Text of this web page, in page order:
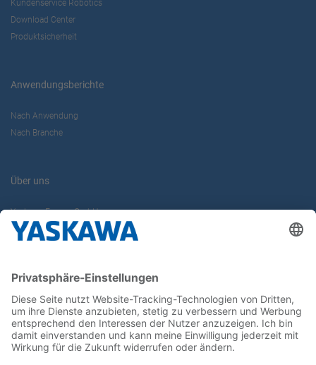
Kundenservice Robotics
Download Center
Produktsicherheit
Anwendungsberichte
Nach Anwendung
Nach Branche
Über uns
Yaskawa Europe GmbH
Karriere
Newsletter